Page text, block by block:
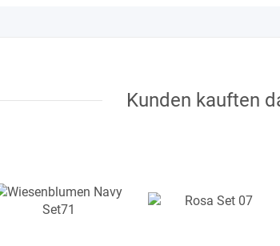
Kunden kauften